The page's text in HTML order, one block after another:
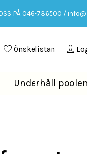
OSS PÅ 046-736500 /
Önskelistan
Underhåll